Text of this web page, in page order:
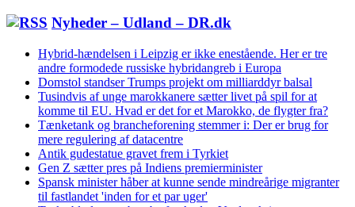
Nyheder – Udland – DR.dk
Hybrid-hændelsen i Leipzig er ikke enestående. Her er tre
andre formodede russiske hybridangreb i Europa
Domstol standser Trumps projekt om milliarddyr balsal
Tusindvis af unge marokkanere sætter livet på spil for at
komme til EU. Hvad er det for et Marokko, de flygter fra?
Tænketank og brancheforening stemmer i: Der er brug for
mere regulering af datacentre
Antik gudestatue gravet frem i Tyrkiet
Gen Z sætter pres på Indiens premierminister
Spansk minister håber at kunne sende mindreårige migranter
til fastlandet 'inden for et par uger'